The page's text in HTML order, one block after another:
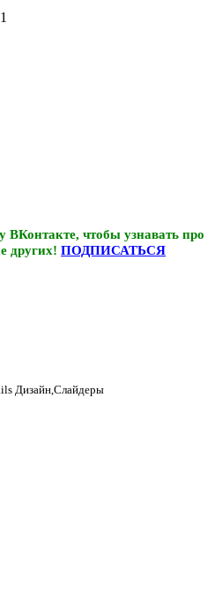
чтобы узнавать про
других! ПОДПИСАТЬСЯ
Дизайн,Слайдеры